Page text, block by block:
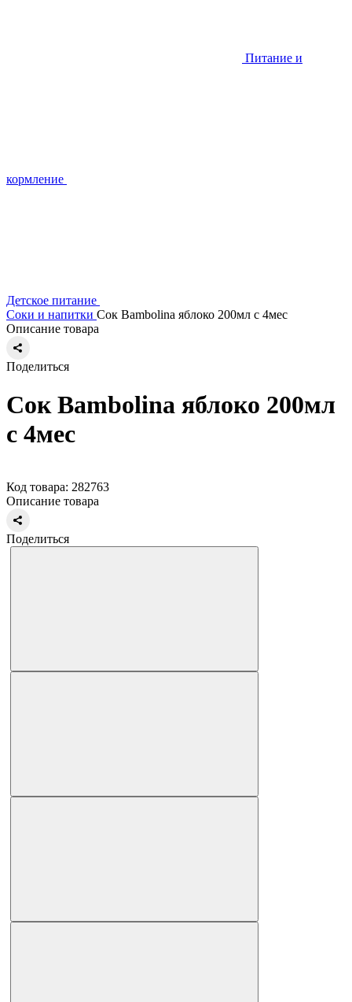
Питание и
кормление
Детское питание
Соки и напитки Сок Bambolina яблоко 200мл с 4мес
Описание товара
Поделиться
Сок Bambolina яблоко 200мл
с 4мес
Код товара: 282763
Описание товара
Поделиться